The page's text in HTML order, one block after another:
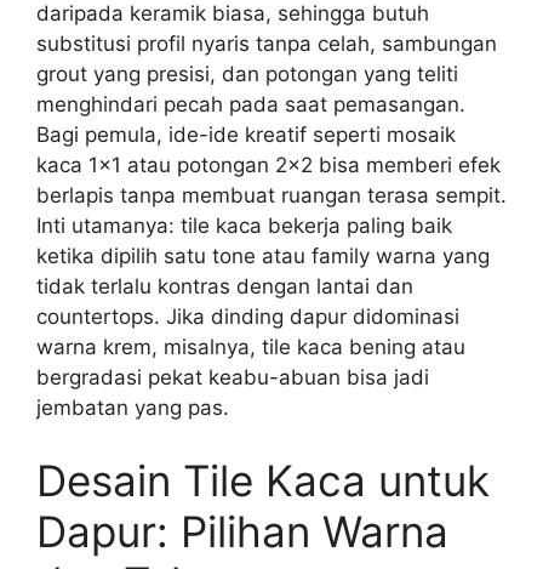
daripada keramik biasa, sehingga butuh
substitusi profil nyaris tanpa celah, sambungan
grout yang presisi, dan potongan yang teliti
menghindari pecah pada saat pemasangan.
Bagi pemula, ide-ide kreatif seperti mosaik
kaca 1×1 atau potongan 2×2 bisa memberi efek
berlapis tanpa membuat ruangan terasa sempit.
Inti utamanya: tile kaca bekerja paling baik
ketika dipilih satu tone atau family warna yang
tidak terlalu kontras dengan lantai dan
countertops. Jika dinding dapur didominasi
warna krem, misalnya, tile kaca bening atau
bergradasi pekat keabu-abuan bisa jadi
jembatan yang pas.
Desain Tile Kaca untuk
Dapur: Pilihan Warna